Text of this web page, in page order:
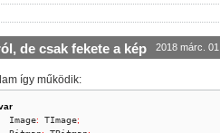
de csak fekete a kép 2018 márc.
így működik:
  Image
: TImage;